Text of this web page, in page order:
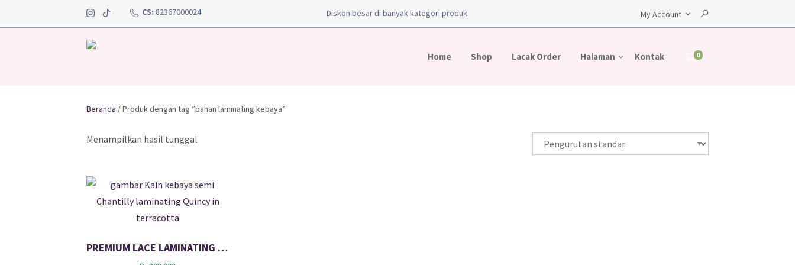
CS: 82367000024 Diskon besar di banyak kategori produk. My Account
Home Shop Lacak Order Halaman Kontak 0
Beranda / Produk dengan tag “bahan laminating kebaya”
Menampilkan hasil tunggal
PREMIUM LACE LAMINATING TWOTONE QUINCY